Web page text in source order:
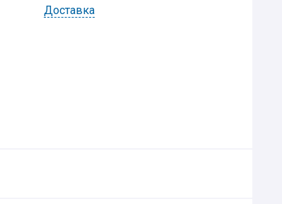
Доставка